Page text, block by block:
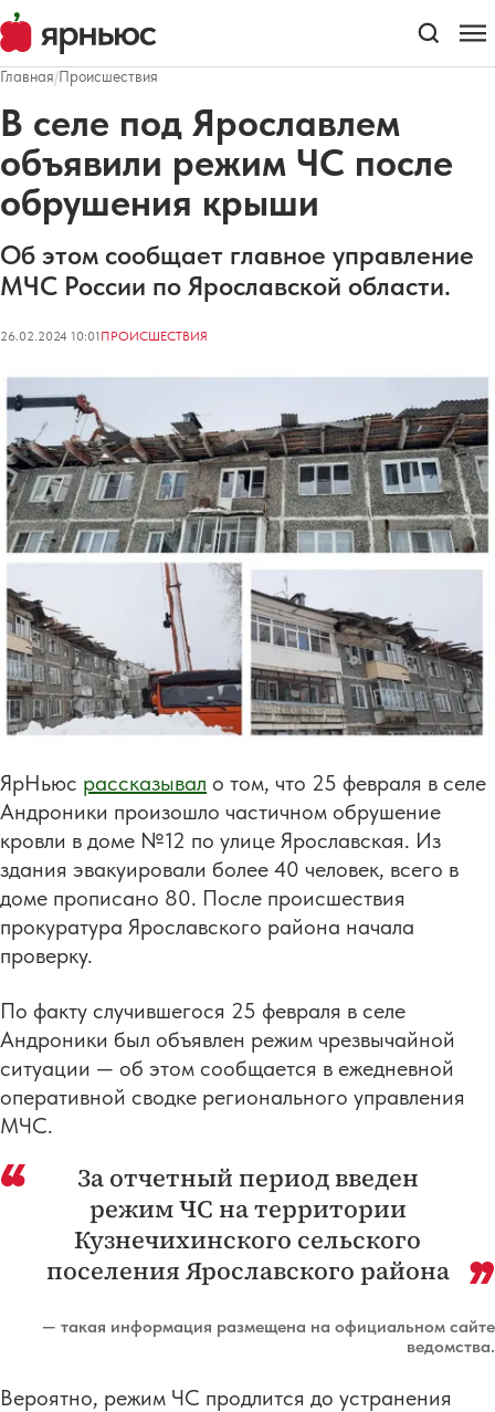
Главная/Происшествия
В селе под Ярославлем
объявили режим ЧС после
обрушения крыши
Об этом сообщает главное управление
МЧС России по Ярославской области.
26.02.2024 10:01ПРОИСШЕСТВИЯ
ЯрНьюс рассказывал о том, что 25 февраля в селе
Андроники произошло частичном обрушение
кровли в доме №12 по улице Ярославская. Из
здания эвакуировали более 40 человек, всего в
доме прописано 80. После происшествия
прокуратура Ярославского района начала
проверку.
По факту случившегося 25 февраля в селе
Андроники был объявлен режим чрезвычайной
ситуации — об этом сообщается в ежедневной
оперативной сводке регионального управления
МЧС.
За отчетный период введен
режим ЧС на территории
Кузнечихинского сельского
поселения Ярославского района
— такая информация размещена на официальном сайте
ведомства.
Вероятно, режим ЧС продлится до устранения